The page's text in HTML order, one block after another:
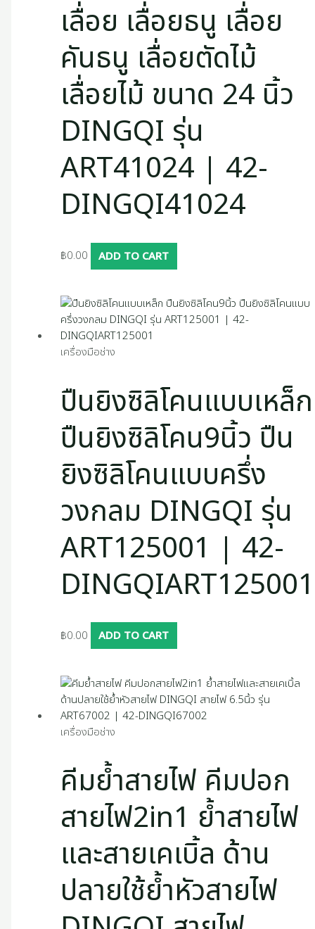
เลื่อย เลื่อยธนู เลื่อย
คันธนู เลื่อยตัดไม้
เลื่อยไม้ ขนาด 24 นิ้ว
DINGQI รุ่น
ART41024 | 42-
DINGQI41024
฿0.00 ADD TO CART
เครื่องมือช่าง
ปืนยิงซิลิโคนแบบเหล็ก
ปืนยิงซิลิโคน9นิ้ว ปืน
ยิงซิลิโคนแบบครึ่ง
วงกลม DINGQI รุ่น
ART125001 | 42-
DINGQIART125001
฿0.00 ADD TO CART
เครื่องมือช่าง
คีมย้ำสายไฟ คีมปอก
สายไฟ2in1 ย้ำสายไฟ
และสายเคเบิ้ล ด้าน
ปลายใช้ย้ำหัวสายไฟ